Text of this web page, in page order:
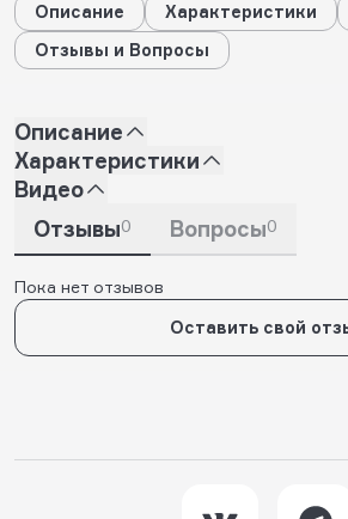
Описание Характеристики
Отзывы и Вопросы
Описание
Характеристики
Видео
Отзывы0 Вопросы0
Пока нет отзывов
Оставить свой